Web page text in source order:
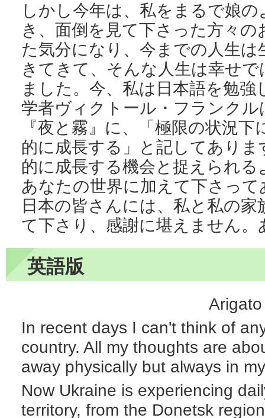
しかし今年は、私をまるで娘
き、面倒を見て下さった方々
た気分になり、今までの人生
きてきて、そんな人生は幸せ
ました。今、私は日本語を勉
学者ヴィクトール・フランク
『夜と霧』に、「極限の状況
的に成長する」と記してあり
的に成長する機会と捉えられ
あなたの世界に加えて下さっ
日本の皆さんには、私と私の
て下さり、感謝に堪えません
英語版
Arigato
In recent days I can't think of
country. All my thoughts are
away physically but always in
Now Ukraine is experiencing
territory, from the Donetsk